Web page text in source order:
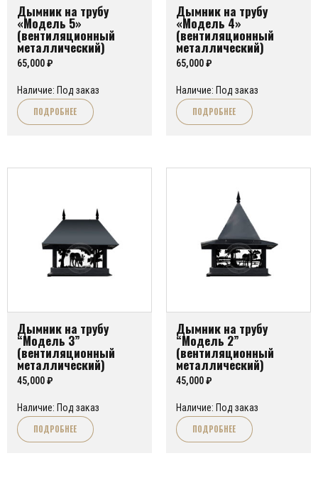
Дымник на трубу
«Модель 5»
(вентиляционный
металлический)
65,000₽
Наличие: Под заказ
ПОДРОБНЕЕ
Дымник на трубу
«Модель 4»
(вентиляционный
металлический)
65,000₽
Наличие: Под заказ
ПОДРОБНЕЕ
Дымник на трубу
“Модель 3”
(вентиляционный
металлический)
45,000₽
Наличие: Под заказ
ПОДРОБНЕЕ
Дымник на трубу
“Модель 2”
(вентиляционный
металлический)
45,000₽
Наличие: Под заказ
ПОДРОБНЕЕ